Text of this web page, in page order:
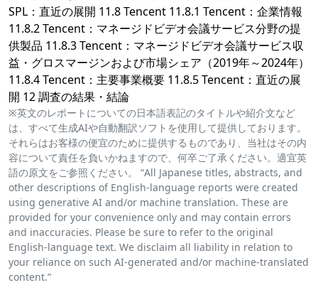
SPL：直近の展開 11.8 Tencent 11.8.1 Tencent：企業情報
11.8.2 Tencent：マネージドビデオ会議サービス分野の提
供製品 11.8.3 Tencent：マネージドビデオ会議サービス収
益・グロスマージンおよび市場シェア（2019年～2024年）
11.8.4 Tencent：主要事業概要 11.8.5 Tencent：直近の展
開 12 調査の結果・結論
※英文のレポートについての日本語表記のタイトルや紹介文など
は、すべて生成AIや自動翻訳ソフトを使用して提供しております。
それらはお客様の便宜のために提供するものであり、当社はその内
容について責任を負いかねますので、何卒ご了承ください。適宜英
語の原文をご参照ください。 “All Japanese titles, abstracts, and
other descriptions of English-language reports were created
using generative AI and/or machine translation. These are
provided for your convenience only and may contain errors
and inaccuracies. Please be sure to refer to the original
English-language text. We disclaim all liability in relation to
your reliance on such AI-generated and/or machine-translated
content.”